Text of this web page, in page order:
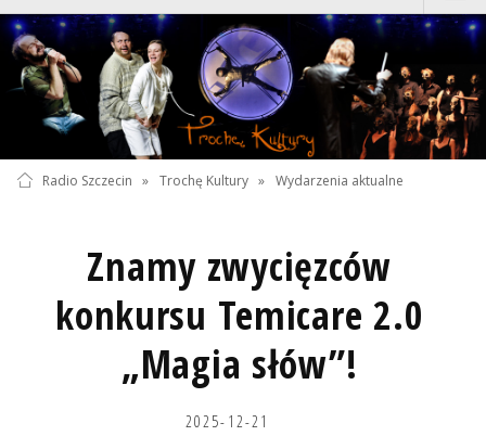
Radio Szczecin » Trochę Kultury » Wydarzenia aktualne
Znamy zwycięzców
konkursu Temicare 2.0
„Magia słów”!
2025-12-21